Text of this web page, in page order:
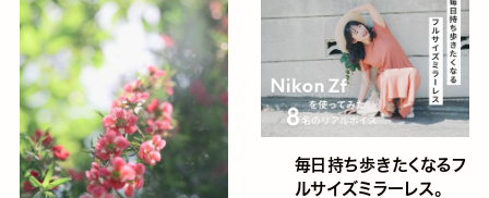
毎日持ち歩きたくなるフ
ルサイズミラーレス。